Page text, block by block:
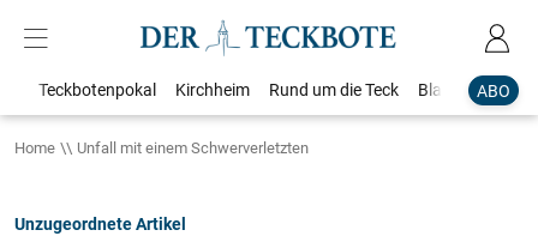
ABO
Teckbotenpokal Kirchheim Rund um die Teck Blaulicht
Home Unfall mit einem Schwerverletzten
Unzugeordnete Artikel